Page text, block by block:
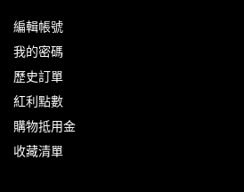
編輯帳號
我的密碼
歷史訂單
紅利點數
購物抵用金
收藏清單